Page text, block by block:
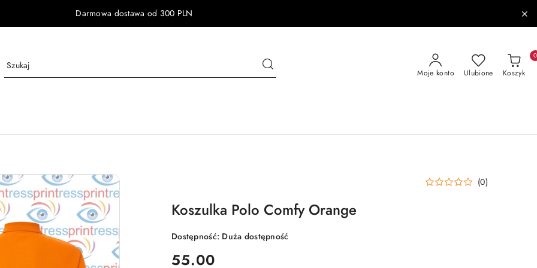
Darmowa dostawa od 300 PLN
Moje konto Ulubione Koszyk
0
(0)
Koszulka Polo Comfy Orange
Dostępność: Duża dostępność
cena:
55.00